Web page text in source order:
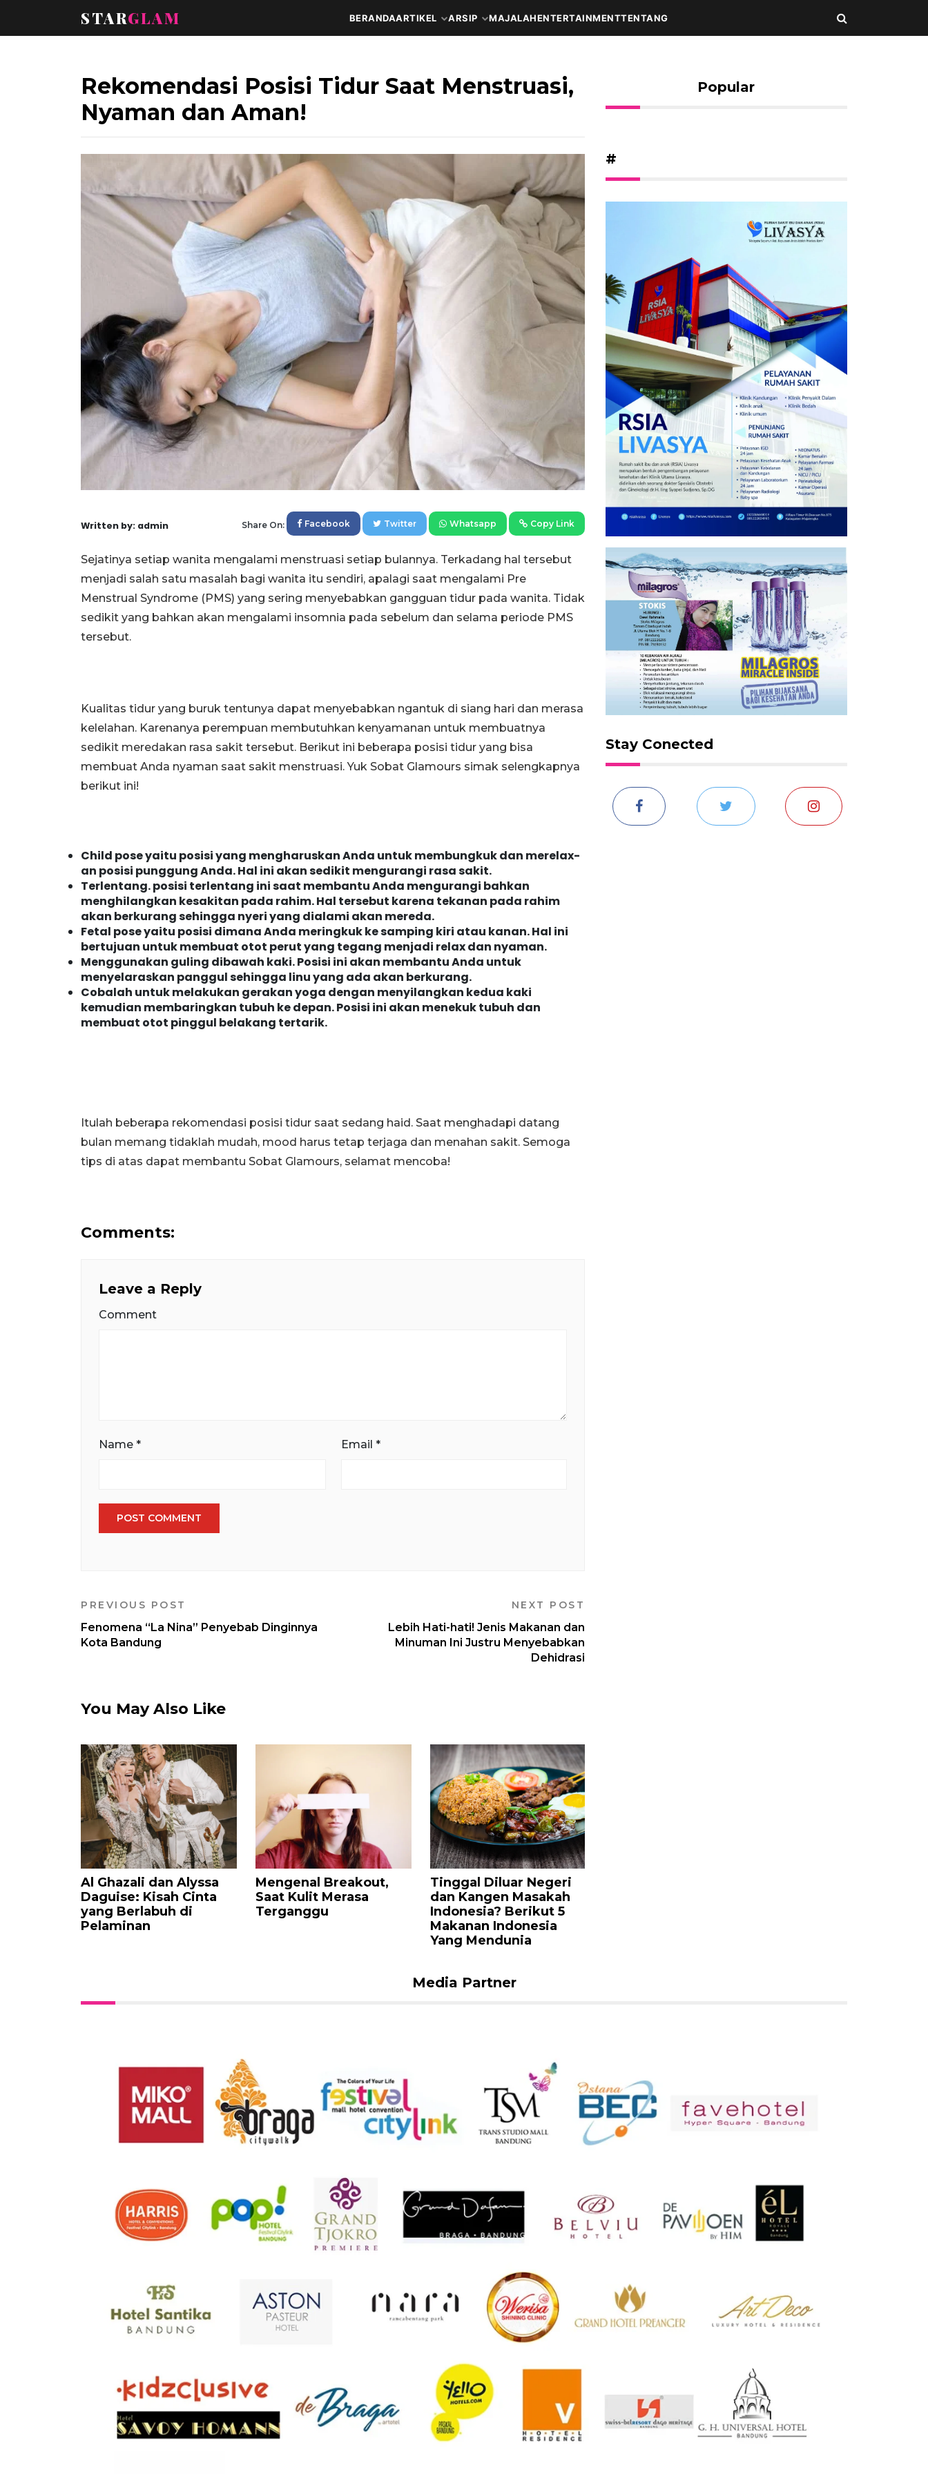
STARGLAM BERANDAARTIKEL ARSIP MAJALAHENTERTAINMENTTENTANG
Rekomendasi Posisi Tidur Saat Menstruasi,
Nyaman dan Aman!
Written by: admin Share On: Facebook Twitter Whatsapp Copy Link
Sejatinya setiap wanita mengalami menstruasi setiap bulannya. Terkadang hal tersebut
menjadi salah satu masalah bagi wanita itu sendiri, apalagi saat mengalami Pre
Menstrual Syndrome (PMS) yang sering menyebabkan gangguan tidur pada wanita. Tidak
sedikit yang bahkan akan mengalami insomnia pada sebelum dan selama periode PMS
tersebut.
Kualitas tidur yang buruk tentunya dapat menyebabkan ngantuk di siang hari dan merasa
kelelahan. Karenanya perempuan membutuhkan kenyamanan untuk membuatnya
sedikit meredakan rasa sakit tersebut. Berikut ini beberapa posisi tidur yang bisa
membuat Anda nyaman saat sakit menstruasi. Yuk Sobat Glamours simak selengkapnya
berikut ini!
Child pose yaitu posisi yang mengharuskan Anda untuk membungkuk dan merelax-
an posisi punggung Anda. Hal ini akan sedikit mengurangi rasa sakit.
Terlentang. posisi terlentang ini saat membantu Anda mengurangi bahkan
menghilangkan kesakitan pada rahim. Hal tersebut karena tekanan pada rahim
akan berkurang sehingga nyeri yang dialami akan mereda.
Fetal pose yaitu posisi dimana Anda meringkuk ke samping kiri atau kanan. Hal ini
bertujuan untuk membuat otot perut yang tegang menjadi relax dan nyaman.
Menggunakan guling dibawah kaki. Posisi ini akan membantu Anda untuk
menyelaraskan panggul sehingga linu yang ada akan berkurang.
Cobalah untuk melakukan gerakan yoga dengan menyilangkan kedua kaki
kemudian membaringkan tubuh ke depan. Posisi ini akan menekuk tubuh dan
membuat otot pinggul belakang tertarik.
Itulah beberapa rekomendasi posisi tidur saat sedang haid. Saat menghadapi datang
bulan memang tidaklah mudah, mood harus tetap terjaga dan menahan sakit. Semoga
tips di atas dapat membantu Sobat Glamours, selamat mencoba!
Comments:
Leave a Reply
Comment
Name * Email *
PREVIOUS POST
Fenomena “La Nina” Penyebab Dinginnya
Kota Bandung
NEXT POST
Lebih Hati-hati! Jenis Makanan dan
Minuman Ini Justru Menyebabkan
Dehidrasi
You May Also Like
Al Ghazali dan Alyssa
Daguise: Kisah Cinta
yang Berlabuh di
Pelaminan
Mengenal Breakout,
Saat Kulit Merasa
Terganggu
Tinggal Diluar Negeri
dan Kangen Masakah
Indonesia? Berikut 5
Makanan Indonesia
Yang Mendunia
Popular
#
Stay Conected
Media Partner